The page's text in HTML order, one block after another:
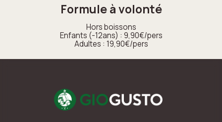
Formule à volonté
Hors boissons
Enfants (-12ans) : 9,90€/pers
Adultes : 19,90€/pers